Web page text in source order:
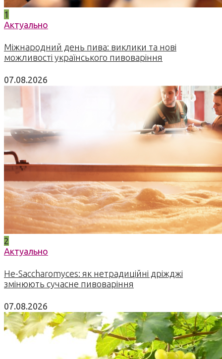
1
Актуально
Міжнародний день пива: виклики та нові
можливості українського пивоваріння
07.08.2026
2
Актуально
Не-Saccharomyces: як нетрадиційні дріжджі
змінюють сучасне пивоваріння
07.08.2026